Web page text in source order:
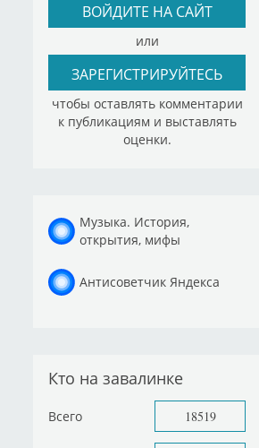
ВОЙДИТЕ НА САЙТ
или
ЗАРЕГИСТРИРУЙТЕСЬ
чтобы оставлять комментарии
к публикациям и выставлять
оценки.
Музыка. История,
открытия, мифы
Антисоветчик Яндекса
Кто на завалинке
Всего 18519